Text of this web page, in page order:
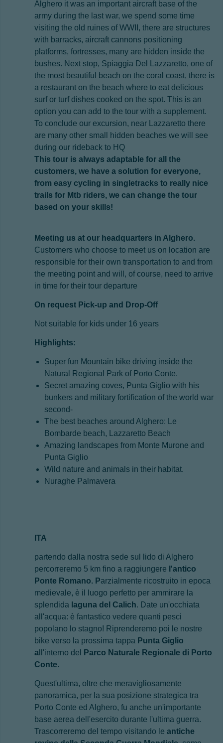
Alghero it was an important aircraft base of the
army during the last war, we spend some time
visiting the old ruines of WWII, there are structures
with barracks, aircraft cannons positioning
platforms, fortresses, many are hidden inside the
bushes. Next stop, Spiaggia Del Lazzaretto, one of
the most beautiful beach on the coral coast, there is
a restaurant on the beach where to eat delicious
surf or turf dishes cooked on the spot. This is an
option you can add to the tour with a supplement.
To conclude our excursion, near Lazzaretto there
are many other small hidden beaches we will see
during our rideback to HQ
This tour is always adaptable for all the
customers, we have a solution for everyone,
from easy cycling in singletracks to really nice
trails for Mtb riders, we can change the tour
based on your skills!
Meeting us at our headquarters in Alghero.
Customers who choose to meet us on location are
responsible for their own transportation to and from
the meeting point and will, of course, need to arrive
in time for their tour departure
On request Pick-up and Drop-Off
Not suitable for kids under 16 years
Highlights:
Super fun Mountain bike driving inside the
Natural Regional Park of Porto Conte.
Secret amazing coves, Punta Giglio with his
bunkers and military fortification of the world war
second-
The best beaches around Alghero: Le
Bombarde beach, Lazzaretto Beach
Amazing landscapes from Monte Murone and
Punta Giglio
Wild nature and animals in their habitat.
Nuraghe Palmavera
ITA
partendo dalla nostra sede sul lido di Alghero
percorreremo 5 km fino a raggiungere l'antico
Ponte Romano. Parzialmente ricostruito in epoca
medievale, è il luogo perfetto per ammirare la
splendida laguna del Calich. Date un'occhiata
all'acqua: è fantastico vedere quanti pesci
popolano lo stagno! Riprenderemo poi le nostre
bike verso la prossima tappa Punta Giglio
a ll'interno del
Parco Naturale Regionale di Porto
Conte.
Quest'ultima, oltre che meravigliosamente
panoramica, per la sua posizione strategica tra
Porto Conte ed Alghero, fu anche un'importante
base aerea dell'esercito durante l'ultima guerra.
Trascorreremo del tempo visitando le antiche